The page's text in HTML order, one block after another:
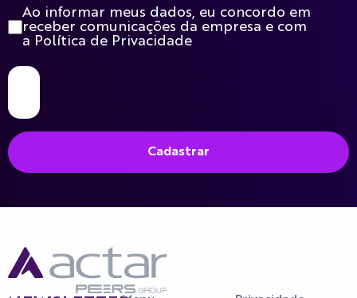
Ao informar meus dados, eu concordo em
receber comunicações da empresa e com
a Política de Privacidade
Cadastrar